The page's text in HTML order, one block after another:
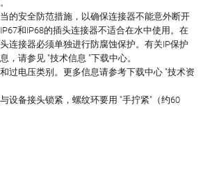
的安全防范措施，以确保连接器不能意外断开
和IP68的插头连接器不适合在水中使用。在
连接器必须单独进行防腐蚀保护。有关IP保护
，请参见 "技术信息 "下载中心。
过电压类别。更多信息请参考下载中心 "技术资
设备接头锁紧，螺纹环要用 "手拧紧"（约60